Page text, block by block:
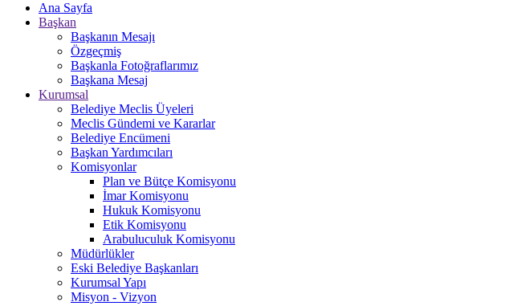
Ana Sayfa
Başkan
Başkanın Mesajı
Özgeçmiş
Başkanla Fotoğraflarımız
Başkana Mesaj
Kurumsal
Belediye Meclis Üyeleri
Meclis Gündemi ve Kararlar
Belediye Encümeni
Başkan Yardımcıları
Komisyonlar
Plan ve Bütçe Komisyonu
İmar Komisyonu
Hukuk Komisyonu
Etik Komisyonu
Arabuluculuk Komisyonu
Müdürlükler
Eski Belediye Başkanları
Kurumsal Yapı
Misyon - Vizyon